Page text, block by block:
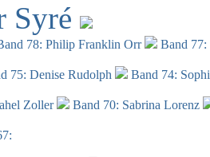
Syré
78: Philip Franklin Orr
Band
75: Denise Rudolph
Band 74:
Zoller
Band 70: Sabrina Lorenz